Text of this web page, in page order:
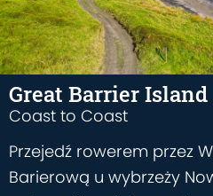
Great Barrier Island
Coast to Coast
Przejedź rowerem przez
Barierową u wybrzeży